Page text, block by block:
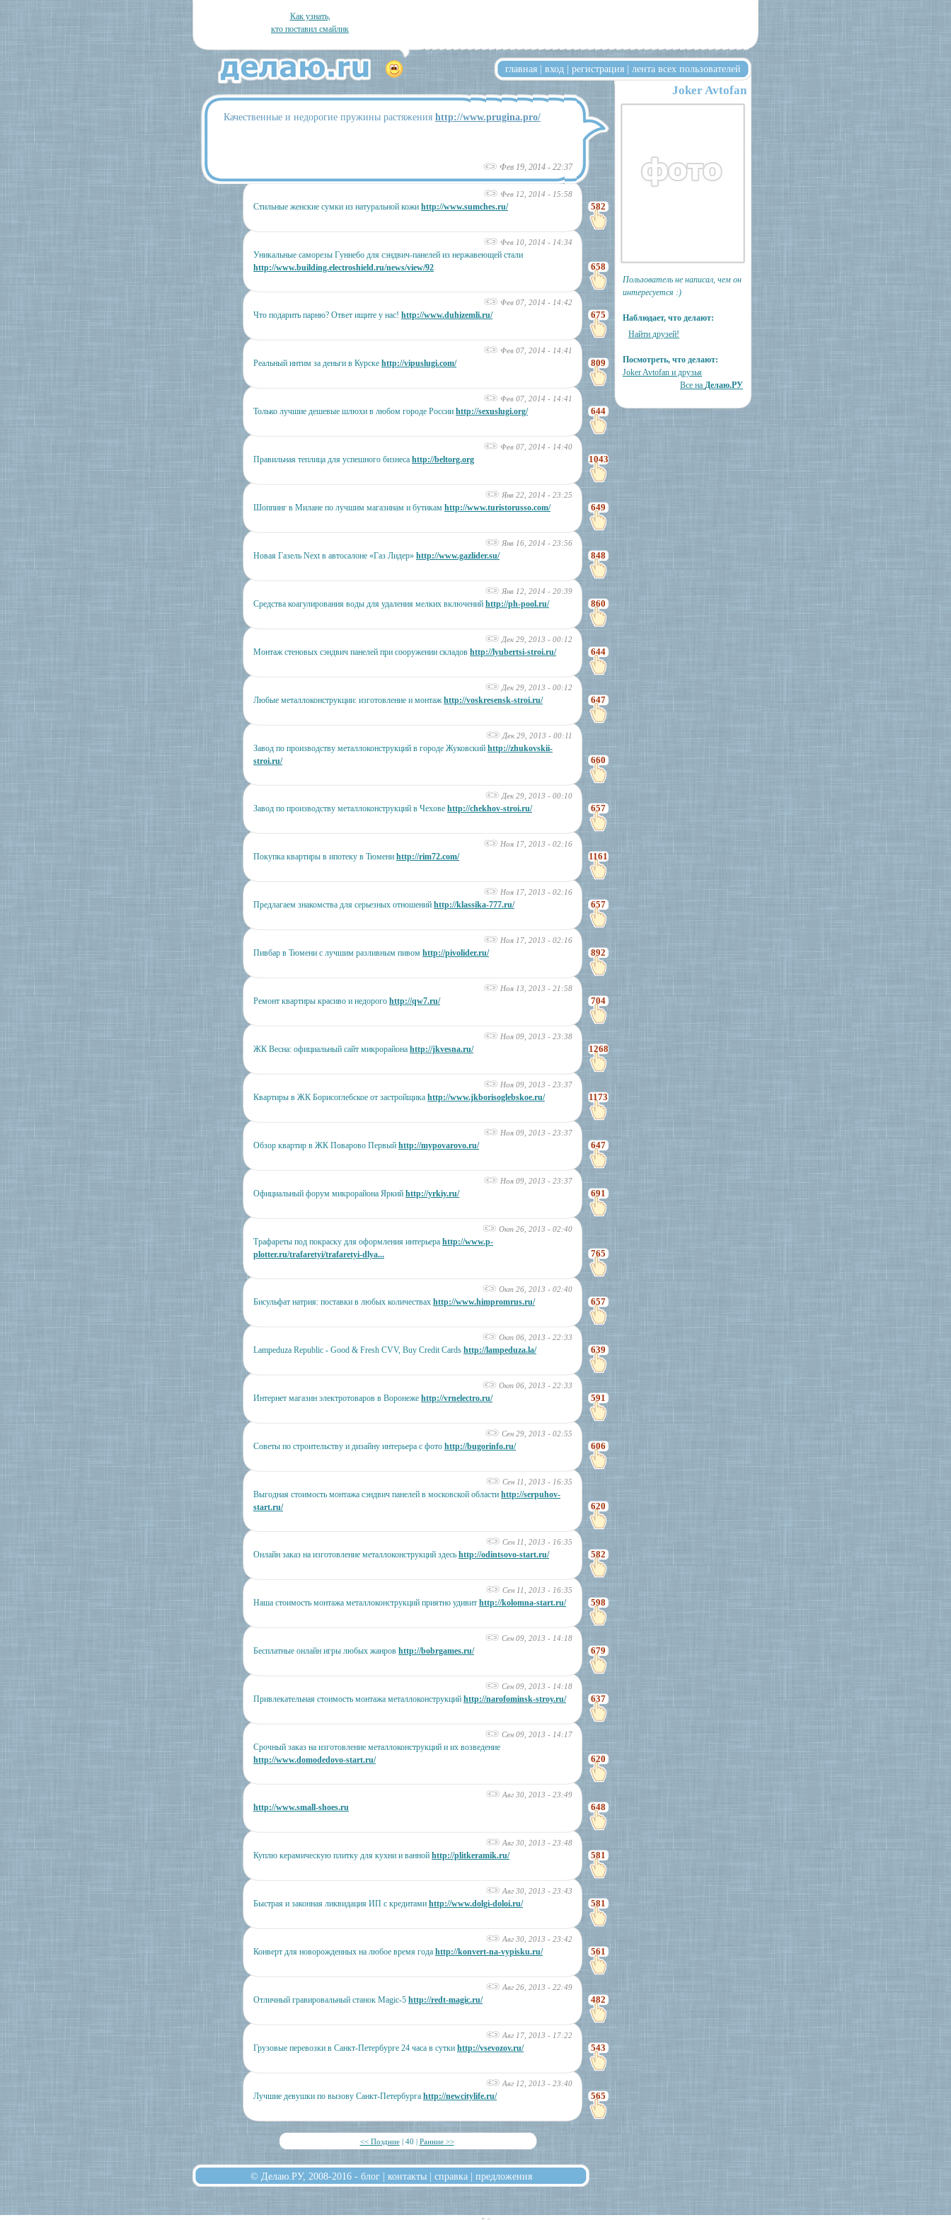
Как узнать,
кто поставил смайлик
главная | вход | регистрация | лента всех пользователей
Качественные и недорогие пружины растяжения http://www.prugina.pro/
Фев 19, 2014 - 22:37
Фев 12, 2014 - 15:58
Стильные женские сумки из натуральной кожи http://www.sumches.ru/ 582
Фев 10, 2014 - 14:34
Уникальные саморезы Гуннебо для сэндвич-панелей из нержавеющей стали
http://www.building.electroshield.ru/news/view/92
658
Фев 07, 2014 - 14:42
Что подарить парню? Ответ ищите у нас! http://www.duhizemli.ru/ 675
Фев 07, 2014 - 14:41
Реальный интим за деньги в Курске http://vipuslugi.com/ 809
Фев 07, 2014 - 14:41
Только лучшие дешевые шлюхи в любом городе России http://sexuslugi.org/ 644
Фев 07, 2014 - 14:40
Правильная теплица для успешного бизнеса http://beltorg.org 1043
Янв 22, 2014 - 23:25
Шоппинг в Милане по лучшим магазинам и бутикам http://www.turistorusso.com/ 649
Янв 16, 2014 - 23:56
Новая Газель Next в автосалоне «Газ Лидер» http://www.gazlider.su/ 848
Янв 12, 2014 - 20:39
Средства коагулирования воды для удаления мелких включений http://ph-pool.ru/ 860
Дек 29, 2013 - 00:12
Монтаж стеновых сэндвич панелей при сооружении складов http://lyubertsi-stroi.ru/ 644
Дек 29, 2013 - 00:12
Любые металлоконструкции: изготовление и монтажhttp://voskresensk-stroi.ru/ 647
Дек 29, 2013 - 00:11
Завод по производству металлоконструкций в городе Жуковский http://zhukovskii-
stroi.ru/
660
Дек 29, 2013 - 00:10
Завод по производству металлоконструкций в Чехове http://chekhov-stroi.ru/ 657
Ноя 17, 2013 - 02:16
Покупка квартиры в ипотеку в Тюмени http://rim72.com/ 1161
Ноя 17, 2013 - 02:16
Предлагаем знакомства для серьезных отношений http://klassika-777.ru/ 657
Ноя 17, 2013 - 02:16
Пивбар в Тюмени с лучшим разливным пивом http://pivolider.ru/ 892
Ноя 13, 2013 - 21:58
Ремонт квартиры красиво и недорого http://qw7.ru/ 704
Ноя 09, 2013 - 23:38
ЖК Весна: официальный сайт микрорайона http://jkvesna.ru/ 1268
Ноя 09, 2013 - 23:37
Квартиры в ЖК Борисоглебское от застройщика http://www.jkborisoglebskoe.ru/ 1173
Ноя 09, 2013 - 23:37
Обзор квартир в ЖК Поварово Первый http://mypovarovo.ru/ 647
Ноя 09, 2013 - 23:37
Официальный форум микрорайона Яркий http://yrkiy.ru/ 691
Окт 26, 2013 - 02:40
Трафареты под покраску для оформления интерьера http://www.p-
plotter.ru/trafaretyi/trafaretyi-dlya...
765
Окт 26, 2013 - 02:40
Бисульфат натрия: поставки в любых количествах http://www.himpromrus.ru/ 657
Окт 06, 2013 - 22:33
Lampeduza Republic - Good & Fresh CVV, Buy Credit Cards http://lampeduza.la/ 639
Окт 06, 2013 - 22:33
Интернет магазин электротоваров в Воронеже http://vrnelectro.ru/ 591
Сен 29, 2013 - 02:55
Советы по строительству и дизайну интерьера с фото http://bugorinfo.ru/ 606
Сен 11, 2013 - 16:35
Выгодная стоимость монтажа сэндвич панелей в московской области http://serpuhov-
start.ru/
620
Сен 11, 2013 - 16:35
Онлайн заказ на изготовление металлоконструкций здесь http://odintsovo-start.ru/ 582
Сен 11, 2013 - 16:35
Наша стоимость монтажа металлоконструкций приятно удивит http://kolomna-start.ru/ 598
Сен 09, 2013 - 14:18
Бесплатные онлайн игры любых жанров http://bobrgames.ru/ 679
Сен 09, 2013 - 14:18
Привлекательная стоимость монтажа металлоконструкций http://narofominsk-stroy.ru/ 637
Сен 09, 2013 - 14:17
Срочный заказ на изготовление металлоконструкций и их возведение
http://www.domodedovo-start.ru/
620
Авг 30, 2013 - 23:49
http://www.small-shoes.ru 648
Авг 30, 2013 - 23:48
Куплю керамическую плитку для кухни и ванной http://plitkeramik.ru/ 581
Авг 30, 2013 - 23:43
Быстрая и законная ликвидация ИП с кредитами http://www.dolgi-doloi.ru/ 581
Авг 30, 2013 - 23:42
Конверт для новорожденных на любое время года http://konvert-na-vypisku.ru/ 561
Авг 26, 2013 - 22:49
Отличный гравировальный станок Magic-5 http://redt-magic.ru/ 482
Авг 17, 2013 - 17:22
Грузовые перевозки в Санкт-Петербурге 24 часа в сутки http://vsevozov.ru/ 543
Авг 12, 2013 - 23:40
Лучшие девушки по вызову Санкт-Петербурга http://newcitylife.ru/ 565
<< Поздние| 40 | Ранние >>
Joker Avtofan
Пользователь не написал, чем он
интересуется :)
Наблюдает, что делают:
Найти друзей!
Посмотреть, что делают:
Joker Avtofan и друзья
Все на Делаю.РУ
© Делаю.РУ, 2008-2016 - блог | контакты | справка | предложения